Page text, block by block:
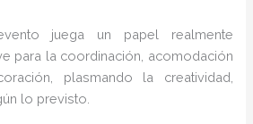
juega un papel realmente
para la coordinación, acomodación
plasmando la creatividad,
lo previsto.